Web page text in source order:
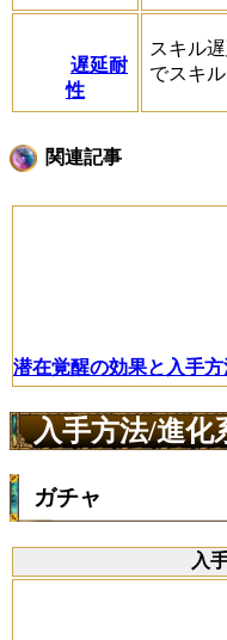
遅延耐
性
スキル
でスキ
関連記事
潜在覚醒の効果と入手方
入手方法/進化
ガチャ
入